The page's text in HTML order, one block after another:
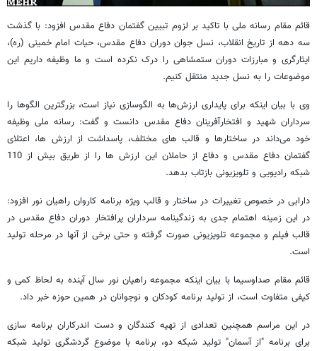
قائم مقام رسانه ملی با تاکید بر لزوم تبیین گفتمان دفاع مقدس افزود: با گذشت
سه دهه از تاریخ انقلاب، نسل جوان دوران دفاع مقدس، حیات امام خمینی (ره)،
ایثارگری و مبارزات دوران ستمشاهی را درک نکرده است و ما وظیفه داریم این
موضوعات را به نسل جدید منتقل کنیم.
وی با بیان اینکه برای پایداری ارزش‌ها به الگوسازی نیاز است، بزرگترین الگوها را
سرداران شهید و افتخارآفرینان دفاع مقدس دانست و گفت: رسانه ملی وظیفه
خود می‌داند در ساختارها و قالب های مختلف، پاسداشت از ارزش ها، اعتلای
گفتمان دفاع مقدس و دفاع از حاملان این ارزش ها را از طریق بیش از 110
شبکه رادیویی و تلویزیونی بازتاب بدهد.
دارابی در خصوص تغییرات در ساختار و قالب ویژه برنامه کاروان راهیان نور افزود:
در این زمینه اهتمام جدی به زندگینامه سرداران پرافتخار دوران دفاع مقدس در
قالب فیلم و مجموعه تلویزیونی صورت گرفته و حتی برخی از آنها در مرحله تولید
است.
قائم مقام صداوسیما با بیان اینکه مجموعه راهیان نور سال آینده به لحاظ کمی و
کیفی متفاوت است، از تولید برنامه کودکان و نوجوانان در همین حوزه خبر داد.
در این مراسم همچنین تعدادی از تهیه کنندگان و دست اندرکاران برنامه سازی
برای برنامه "از آسمان" تولید شبکه دو، برنامه با موضوع گردشگری تولید شبکه